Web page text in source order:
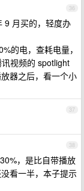
36
9 月买的，轻度办
的电，查耗电量，
视频的 spotlight
器之后，看一个小
37
38
，是比自带播放
看一半，本子提示